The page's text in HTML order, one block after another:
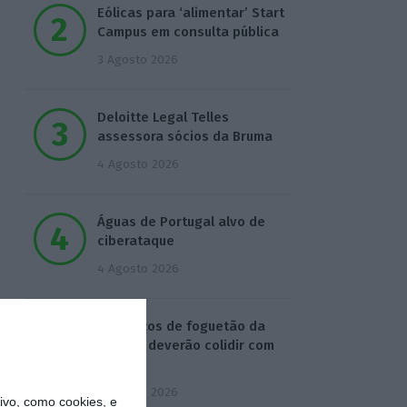
como cookies, e
Eólicas para ‘alimentar’ Start
Campus em consulta pública
3 Agosto 2026
Deloitte Legal Telles
assessora sócios da Bruma
4 Agosto 2026
Águas de Portugal alvo de
ciberataque
4 Agosto 2026
Destroços de foguetão da
SpaceX deverão colidir com
5 Agosto 2026